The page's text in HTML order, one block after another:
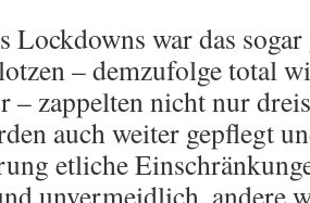
Lockdowns war das
– demzufolge total
zappelten nicht nur
auch weiter gepflegt
etliche
unvermeidlich, andere